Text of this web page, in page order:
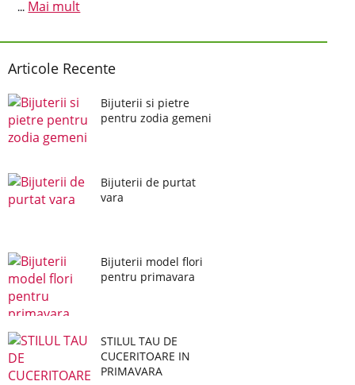
... Mai mult
Articole Recente
Bijuterii si pietre
pentru zodia gemeni
Bijuterii de purtat
vara
Bijuterii model flori
pentru primavara
STILUL TAU DE
CUCERITOARE IN
PRIMAVARA